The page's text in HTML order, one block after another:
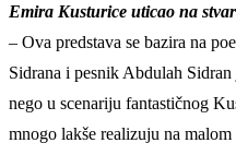
Emira Kusturice uticao na
– Ova predstava se bazira na
Sidrana i pesnik Abdulah
nego u scenariju fantastičnog
mnogo lakše realizuju na